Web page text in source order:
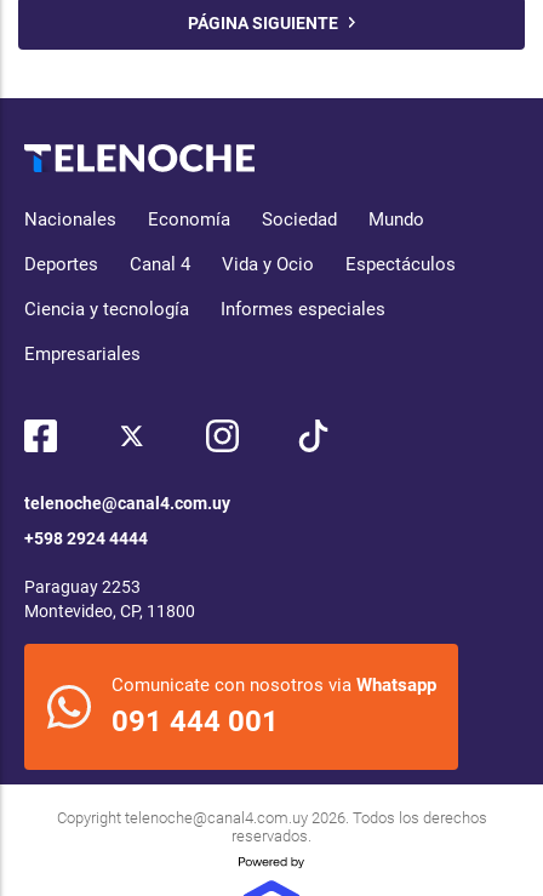
PÁGINA SIGUIENTE
Nacionales Economía Sociedad Mundo
Deportes Canal 4 Vida y Ocio Espectáculos
Ciencia y tecnología Informes especiales
Empresariales
telenoche@canal4.com.uy
+598 2924 4444
Paraguay 2253
Montevideo, CP, 11800
Comunicate con nosotros via Whatsapp
091 444 001
Copyright telenoche@canal4.com.uy2026. Todos los derechos
reservados.